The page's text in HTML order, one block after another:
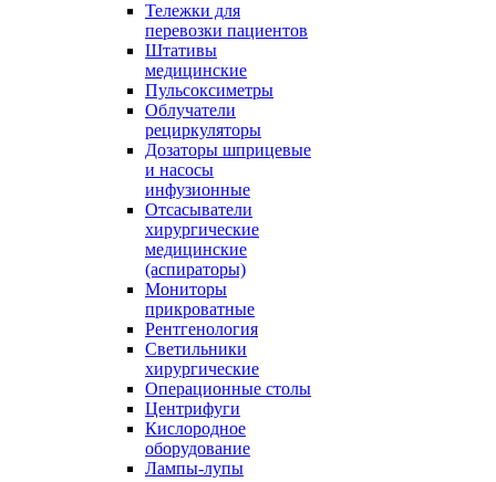
Тележки для
перевозки пациентов
Штативы
медицинские
Пульсоксиметры
Облучатели
рециркуляторы
Дозаторы шприцевые
и насосы
инфузионные
Отсасыватели
хирургические
медицинские
(аспираторы)
Мониторы
прикроватные
Рентгенология
Светильники
хирургические
Операционные столы
Центрифуги
Кислородное
оборудование
Лампы-лупы